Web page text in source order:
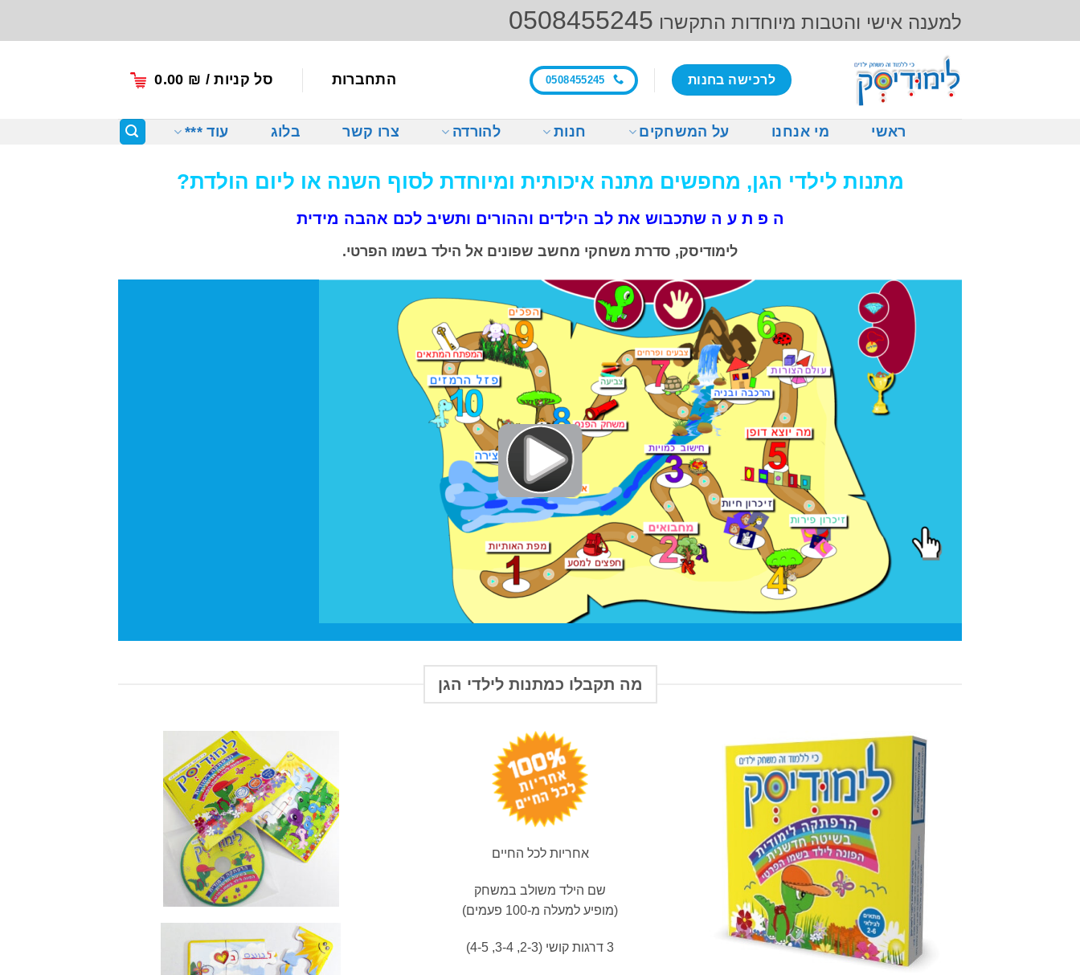
למענה אישי והטבות מיוחדות התקשרו 0508455245
לרכישה בחנות 0508455245 התחברות סל קניות / 0.00 ₪
ראשי מי אנחנו על המשחקים חנות להורדה צרו קשר בלוג עוד ***
מתנות לילדי הגן, מחפשים מתנה איכותית ומיוחדת לסוף השנה או ליום הולדת?
ה פ ת ע ה שתכבוש את לב הילדים וההורים ותשיב לכם אהבה מידית
לימודיסק, סדרת משחקי מחשב שפונים אל הילד בשמו הפרטי.
מה תקבלו כמתנות לילדי הגן
אחריות לכל החיים
שם הילד משולב במשחק
(מופיע למעלה מ-100 פעמים)
3 דרגות קושי (2-3, 3-4, 4-5)